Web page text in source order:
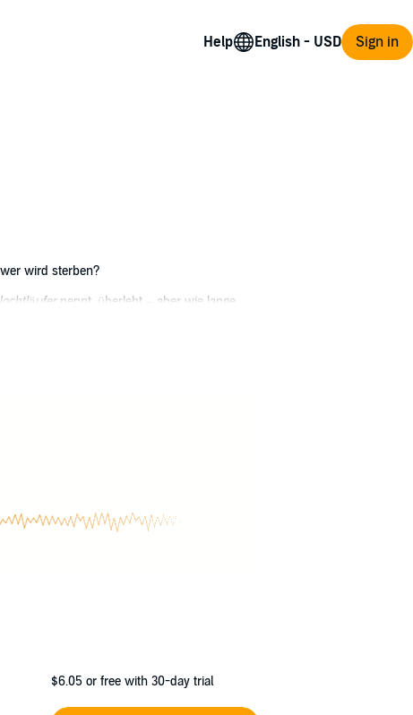
Help Sign in
wird sterben?
nennt, überlebt – aber wie lange
einen Hinweis darauf geben – doch wird
$6.05 or free with 30-day trial